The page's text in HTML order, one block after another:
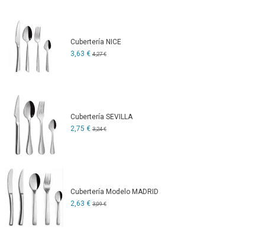
Cubertería NICE
3,63 € 4,27 €
Cubertería SEVILLA
2,75 € 3,24 €
Cubertería Modelo MADRID
2,63 € 3,09 €